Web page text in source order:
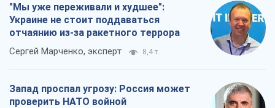
"Мы уже переживали и худшее":
Украине не стоит поддаваться
отчаянию из-за ракетного террора
Сергей Марченко, эксперт 8,4 т.
Запад проспал угрозу: Россия может
проверить НАТО войной